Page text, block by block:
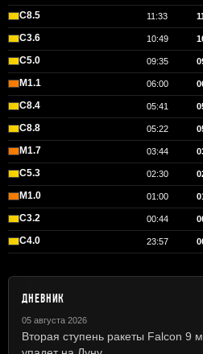
C8.5 11:33
C3.6 10:49
C5.0 09:35
M1.1 06:00
C8.4 05:41
C8.8 05:22
M1.7 03:44
C5.3 02:30
M1.0 01:00
C3.2 00:44
C4.0 23:57
ДНЕВНИК
05 августа 2026
Вторая ступень ракеты Falcon 9